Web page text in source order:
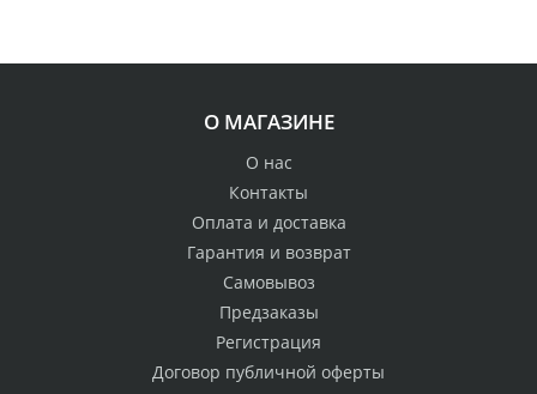
О МАГАЗИНЕ
О нас
Контакты
Оплата и доставка
Гарантия и возврат
Самовывоз
Предзаказы
Регистрация
Договор публичной оферты